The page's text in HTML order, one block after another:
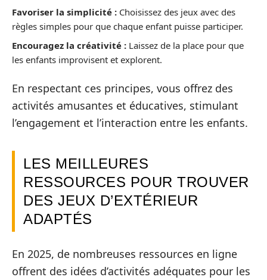
Favoriser la simplicité : Choisissez des jeux avec des
règles simples pour que chaque enfant puisse participer.
Encouragez la créativité : Laissez de la place pour que
les enfants improvisent et explorent.
En respectant ces principes, vous offrez des
activités amusantes et éducatives, stimulant
l’engagement et l’interaction entre les enfants.
LES MEILLEURES
RESSOURCES POUR TROUVER
DES JEUX D’EXTÉRIEUR
ADAPTÉS
En 2025, de nombreuses ressources en ligne
offrent des idées d’activités adéquates pour les